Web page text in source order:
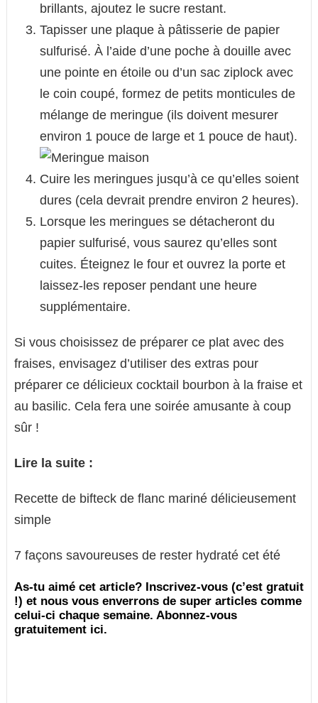
brillants, ajoutez le sucre restant.
Tapisser une plaque à pâtisserie de papier
sulfurisé. À l’aide d’une poche à douille avec
une pointe en étoile ou d’un sac ziplock avec
le coin coupé, formez de petits monticules de
mélange de meringue (ils doivent mesurer
environ 1 pouce de large et 1 pouce de haut).
Cuire les meringues jusqu’à ce qu’elles soient
dures (cela devrait prendre environ 2 heures).
Lorsque les meringues se détacheront du
papier sulfurisé, vous saurez qu’elles sont
cuites. Éteignez le four et ouvrez la porte et
laissez-les reposer pendant une heure
supplémentaire.
Si vous choisissez de préparer ce plat avec des
fraises, envisagez d’utiliser des extras pour
préparer ce délicieux cocktail bourbon à la fraise et
au basilic. Cela fera une soirée amusante à coup
sûr !
Lire la suite :
Recette de bifteck de flanc mariné délicieusement
simple
7 façons savoureuses de rester hydraté cet été
As-tu aimé cet article? Inscrivez-vous (c’est gratuit
!) et nous vous enverrons de super articles comme
celui-ci chaque semaine. Abonnez-vous
gratuitement ici.